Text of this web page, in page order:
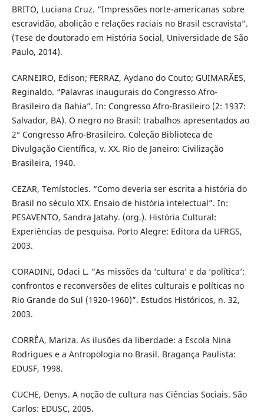
BRITO, Luciana Cruz. “Impressões norte-americanas sobre
escravidão, abolição e relações raciais no Brasil escravista”.
(Tese de doutorado em História Social, Universidade de São
Paulo, 2014).
CARNEIRO, Edison; FERRAZ, Aydano do Couto; GUIMARÃES,
Reginaldo. “Palavras inaugurais do Congresso Afro-
Brasileiro da Bahia”. In: Congresso Afro-Brasileiro (2: 1937:
Salvador, BA). O negro no Brasil: trabalhos apresentados ao
2° Congresso Afro-Brasileiro. Coleção Biblioteca de
Divulgação Científica, v. XX. Rio de Janeiro: Civilização
Brasileira, 1940.
CEZAR, Temístocles. “Como deveria ser escrita a história do
Brasil no século XIX. Ensaio de história intelectual”. In:
PESAVENTO, Sandra Jatahy. (org.). História Cultural:
Experiências de pesquisa. Porto Alegre: Editora da UFRGS,
2003.
CORADINI, Odaci L. “As missões da ‘cultura’ e da ‘política’:
confrontos e reconversões de elites culturais e políticas no
Rio Grande do Sul (1920-1960)”. Estudos Históricos, n. 32,
2003.
CORRÊA, Mariza. As ilusões da liberdade: a Escola Nina
Rodrigues e a Antropologia no Brasil. Bragança Paulista:
EDUSF, 1998.
CUCHE, Denys. A noção de cultura nas Ciências Sociais. São
Carlos: EDUSC, 2005.